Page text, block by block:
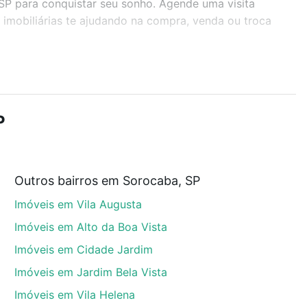
para conquistar seu sonho. Agende uma visita
te ajudando na compra, venda ou troca
os filtros como quantidade de quartos, suítes, com
salão de festas ou área verde e encontrar
que custam a partir de R$ 0 e com nossas opções
envolvidos no processo de compra, veja em
com segurança e conforto. Loft, com você até as
Outros bairros em Sorocaba, SP
Imóveis em Vila Augusta
Imóveis em Alto da Boa Vista
Imóveis em Cidade Jardim
Imóveis em Jardim Bela Vista
Imóveis em Vila Helena